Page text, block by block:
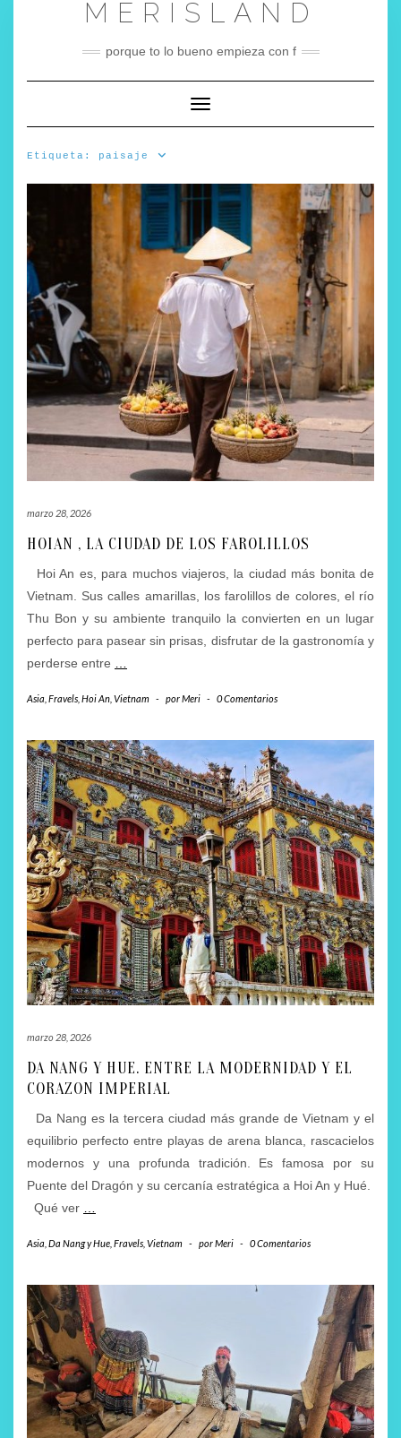
MERISLAND
porque to lo bueno empieza con f
Cambiar modo de navegación
Etiqueta: paisaje
marzo 28, 2026
HOIAN , LA CIUDAD DE LOS FAROLILLOS
Hoi An es, para muchos viajeros, la ciudad más bonita de
Vietnam. Sus calles amarillas, los farolillos de colores, el río
Thu Bon y su ambiente tranquilo la convierten en un lugar
perfecto para pasear sin prisas, disfrutar de la gastronomía y
perderse entre …
Asia Fravels Hoi An Vietnam - porMeri - 0 Comentarios
marzo 28, 2026
DA NANG Y HUE. ENTRE LA MODERNIDAD Y EL
CORAZON IMPERIAL
Da Nang es la tercera ciudad más grande de Vietnam y el
equilibrio perfecto entre playas de arena blanca, rascacielos
modernos y una profunda tradición. Es famosa por su
Puente del Dragón y su cercanía estratégica a Hoi An y Hué.
Qué ver
Asia Da Nang y Hue Fravels Vietnam - porMeri - 0 Comentarios